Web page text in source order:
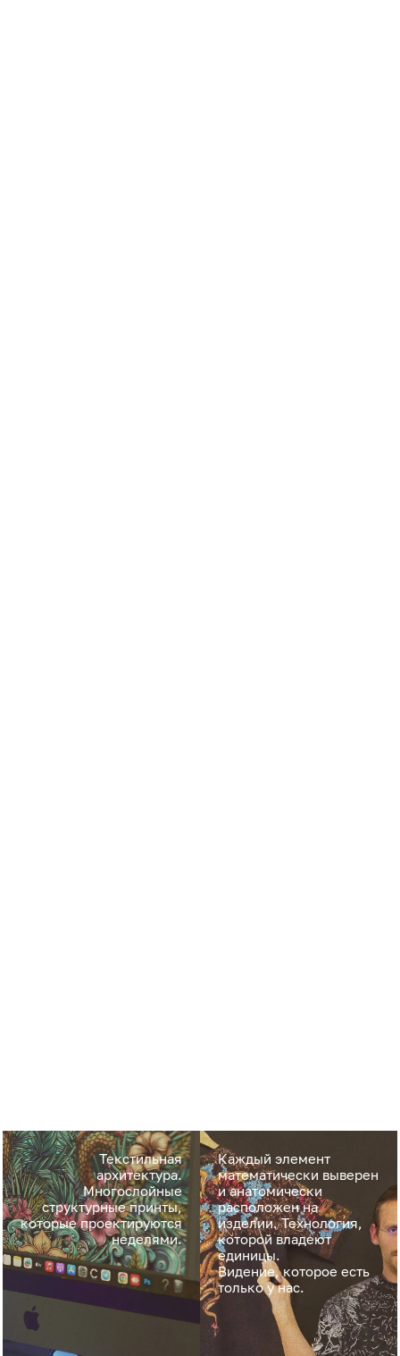
Текстильная
архитектура.
Многослойные
структурные принты,
которые проектируются
неделями.
Каждый элемент
математически выверен
и анатомически
расположен на
изделии. Технология,
которой владеют
единицы.
Видение, которое есть
только у нас.